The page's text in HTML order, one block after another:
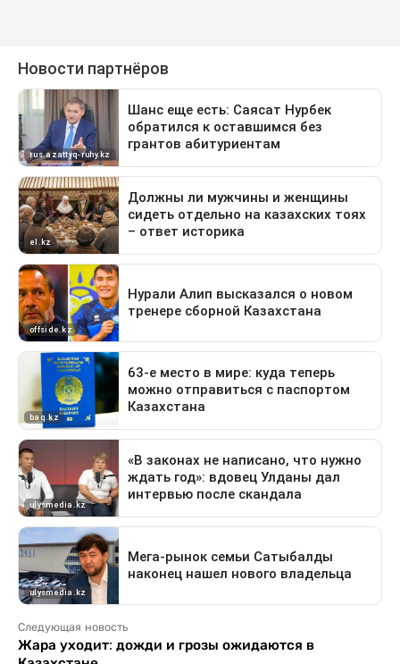
Следующая новость
Жара уходит: дожди и грозы ожидаются в